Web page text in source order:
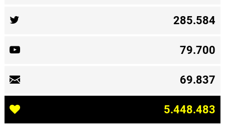
285.584
79.700
69.837
5.448.483